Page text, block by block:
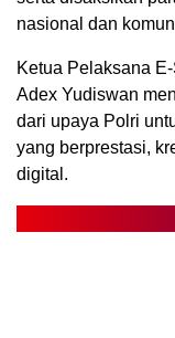
nasional dan
Ketua Pelaksana
Adex Yudiswan
dari upaya Polri
yang berprestasi,
digital.